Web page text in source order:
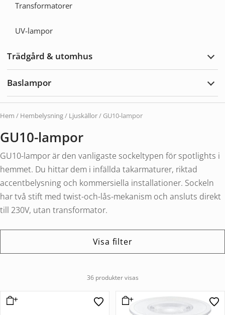
Transformatorer
UV-lampor
Trädgård & utomhus
Baslampor
Hem / Hembelysning/ Ljuskällor/ GU10-lampor
GU10-lampor
GU10-lampor är den vanligaste sockeltypen för spotlights i
hemmet. Du hittar dem i infällda takarmaturer, riktad
accentbelysning och kommersiella installationer. Sockeln
har två stift med twist-och-lås-mekanism och ansluts direkt
till 230V, utan transformator.
Visa filter
36 produkter visas